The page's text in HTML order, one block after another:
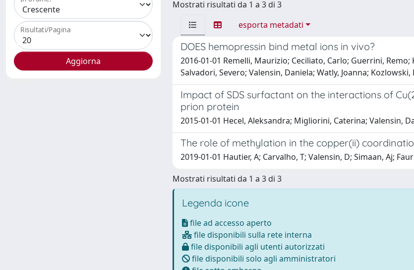
Risultati/Pagina
Mostrati risultati da 1 a 3 di 3
esporta metadati
DOES hemopressin bind metal ions in vivo?
2016-01-01 Remelli, Maurizio; Ceciliato, Carlo; Guerrini, Remo;
Salvadori, Severo; Valensin, Daniela; Watly, Joanna;
Impact of SDS surfactant on the interactions of
prion protein
2015-01-01 Hecel, Aleksandra; Migliorini, Caterina; Valensin,
The role of methylation in the copper(ii)
2019-01-01 Hautier, A; Carvalho, T; Valensin, D; Simaan, Aj;
Mostrati risultati da 1 a 3 di 3
Legenda icone
file ad accesso aperto
file disponibili sulla rete interna
file disponibili agli utenti autorizzati
file disponibili solo agli amministratori